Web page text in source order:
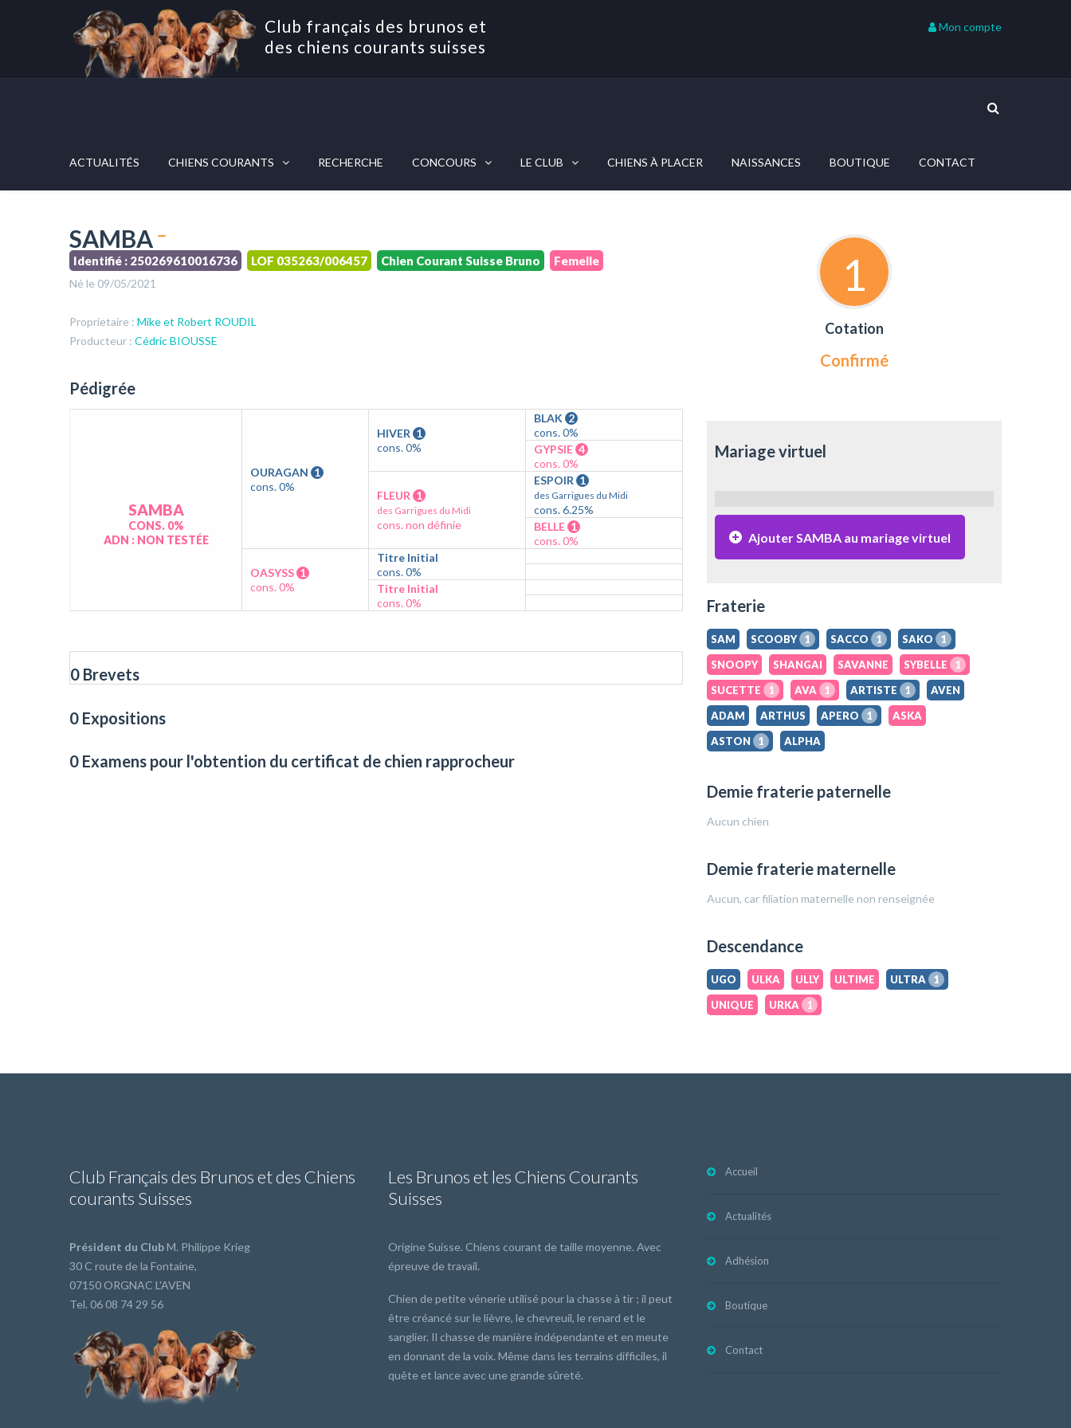
Club français des brunos et
des chiens courants suisses
Mon compte
ACTUALITÉS CHIENS COURANTS RECHERCHE CONCOURS LE CLUB CHIENS À PLACER NAISSANCES BOUTIQUE CONTACT
SAMBA
Identifié : 250269610016736 LOF 035263/006457 Chien Courant Suisse Bruno Femelle
Né le 09/05/2021
Proprietaire : Mike et Robert ROUDIL
Producteur : Cédric BIOUSSE
Pédigrée
SAMBA
CONS. 0%
ADN : NON TESTÉE
OURAGAN 1
cons. 0%
HIVER 1
cons. 0%
BLAK 2
cons. 0%
GYPSIE 4
cons. 0%
FLEUR 1
des Garrigues du Midi
cons. non définie
ESPOIR 1
des Garrigues du Midi
cons. 6.25%
BELLE 1
cons. 0%
OASYSS 1
cons. 0%
Titre Initial
cons. 0%
Titre Initial
cons. 0%
0 Brevets
0 Expositions
0 Examens pour l'obtention du certificat de chien rapprocheur
1
Cotation
Confirmé
Mariage virtuel
Ajouter SAMBA au mariage virtuel
Fraterie
SAM SCOOBY 1 SACCO 1 SAKO
1
SNOOPY
SHANGAI SAVANNE SYBELLE
1
SUCETTE
1 AVA 1 ARTISTE 1
AVEN
ADAM
ARTHUS APERO 1
ASKA
ASTON
1 ALPHA
Demie fraterie paternelle
Aucun chien
Demie fraterie maternelle
Aucun, car filiation maternelle non renseignée
Descendance
UGO ULKA ULLY ULTIME ULTRA
1
UNIQUE
URKA 1
Club Français des Brunos et des Chiens
courants Suisses
Président du ClubM. Philippe Krieg
30 C route de la Fontaine,
07150 ORGNAC L'AVEN
Tel. 06 08 74 29 56
Les Brunos et les Chiens Courants
Suisses
Origine Suisse. Chiens courant de taille moyenne. Avec
épreuve de travail.
Chien de petite vénerie utilisé pour la chasse à tir ; il peut
être créancé sur le lièvre, le chevreuil, le renard et le
sanglier. Il chasse de manière indépendante et en meute
en donnant de la voix. Même dans les terrains difficiles, il
quête et lance avec une grande sûreté.
Accueil
Actualités
Adhésion
Boutique
Contact